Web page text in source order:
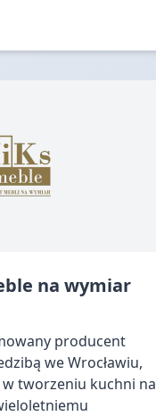
na wymiar
producent
we Wrocławiu,
tworzeniu kuchni na